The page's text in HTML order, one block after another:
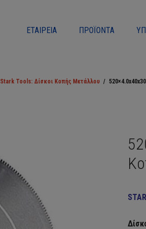
ΕΤΑΙΡΕΊΑ ΠΡΟΪΌΝΤΑ
Stark Tools: Δίσκοι Κοπής Μετάλλου /